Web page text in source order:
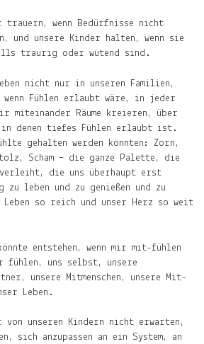
trauern, wenn Bedürfnisse nicht
und unsere Kinder halten, wenn sie
traurig oder wütend sind.
nicht nur in unseren Familien,
Fühlen erlaubt wäre, in jeder
miteinander Räume kreieren, über
in denen tiefes Fühlen erlaubt ist.
gehalten werden könnten: Zorn,
Scham – die ganze Palette, die
verleiht, die uns überhaupt erst
zu leben und zu genießen und zu
so reich und unser Herz so weit
entstehen, wenn mir mit-fühlen
fühlen, uns selbst, unsere
unsere Mitmenschen, unsere Mit-
Leben.
von unseren Kindern nicht erwarten,
sich anzupassen an ein System, an